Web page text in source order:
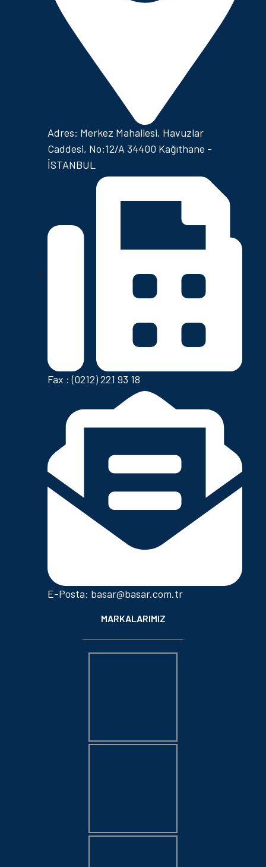
Adres: Merkez Mahallesi, Havuzlar
Caddesi, No:12/A 34400 Kağıthane -
İSTANBUL
Fax : (0212) 221 93 18
E-Posta: basar@basar.com.tr
MARKALARIMIZ